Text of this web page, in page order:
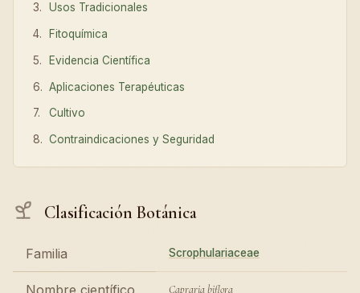
Usos Tradicionales
Fitoquímica
Evidencia Científica
Aplicaciones Terapéuticas
Cultivo
Contraindicaciones y Seguridad
Clasificación Botánica
Familia Scrophulariaceae
Nombre científico Capraria biflora